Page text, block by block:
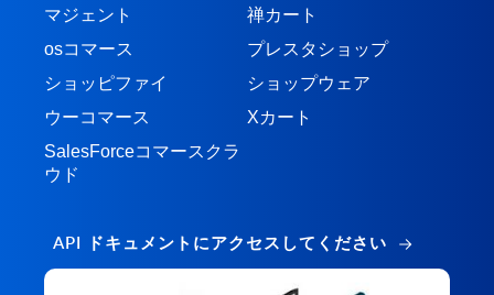
マジェント
禅カート
osコマース
プレスタショップ
ショッピファイ
ショップウェア
ウーコマース
Xカート
SalesForceコマースクラ
ウド
API ドキュメントにアクセスしてください